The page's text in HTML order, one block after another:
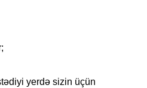
yerdə sizin üçün